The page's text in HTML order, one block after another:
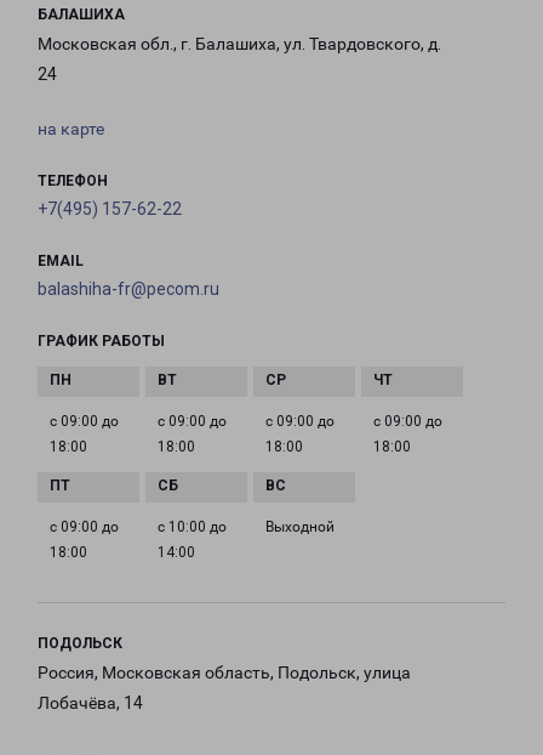
БАЛАШИХА
Московская обл., г. Балашиха, ул. Твардовского, д.
24
на карте
ТЕЛЕФОН
+7(495) 157-62-22
EMAIL
balashiha-fr@pecom.ru
ГРАФИК РАБОТЫ
с 09:00 до
18:00
с 09:00 до
18:00
с 09:00 до
18:00
с 09:00 до
18:00
с 09:00 до
18:00
с 10:00 до
14:00
Выходной
ПОДОЛЬСК
Россия, Московская область, Подольск, улица
Лобачёва, 14